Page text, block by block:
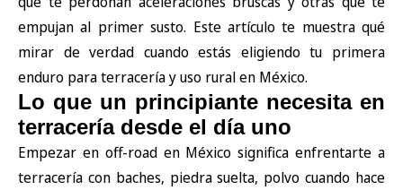
empujan al primer susto. Este artículo te muestra qué
mirar de verdad cuando estás eligiendo tu primera
enduro para terracería y uso rural en México.
Lo que un principiante necesita en
terracería desde el día uno
Empezar en off-road en México significa enfrentarte a
terracería con baches, piedra suelta, polvo cuando hace